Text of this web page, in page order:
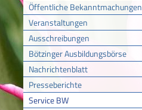
Öffentliche Bekanntmachungen
Veranstaltungen
Ausschreibungen
Bötzinger Ausbildungsbörse
Nachrichtenblatt
Presseberichte
Service BW